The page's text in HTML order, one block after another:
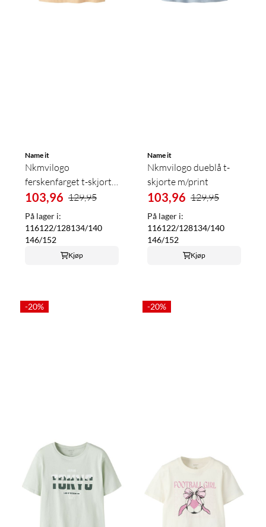
Name it
Nkmvilogo
ferskenfarget t-skjorte
m/print
103,96 129,95
På lager i:
116122/128134/140
146/152
Kjøp
Name it
Nkmvilogo dueblå t-
skjorte m/print
103,96 129,95
På lager i:
116122/128134/140
146/152
Kjøp
-20% -20%